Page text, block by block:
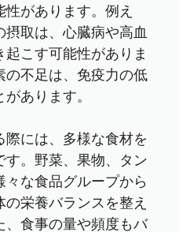
があります。例え
摂取は、心臓病や高血
こす可能性がありま
不足は、免疫力の低
あります。
には、多様な食材を
。野菜、果物、タン
な食品グループから
栄養バランスを整え
、食事の量や頻度もバ